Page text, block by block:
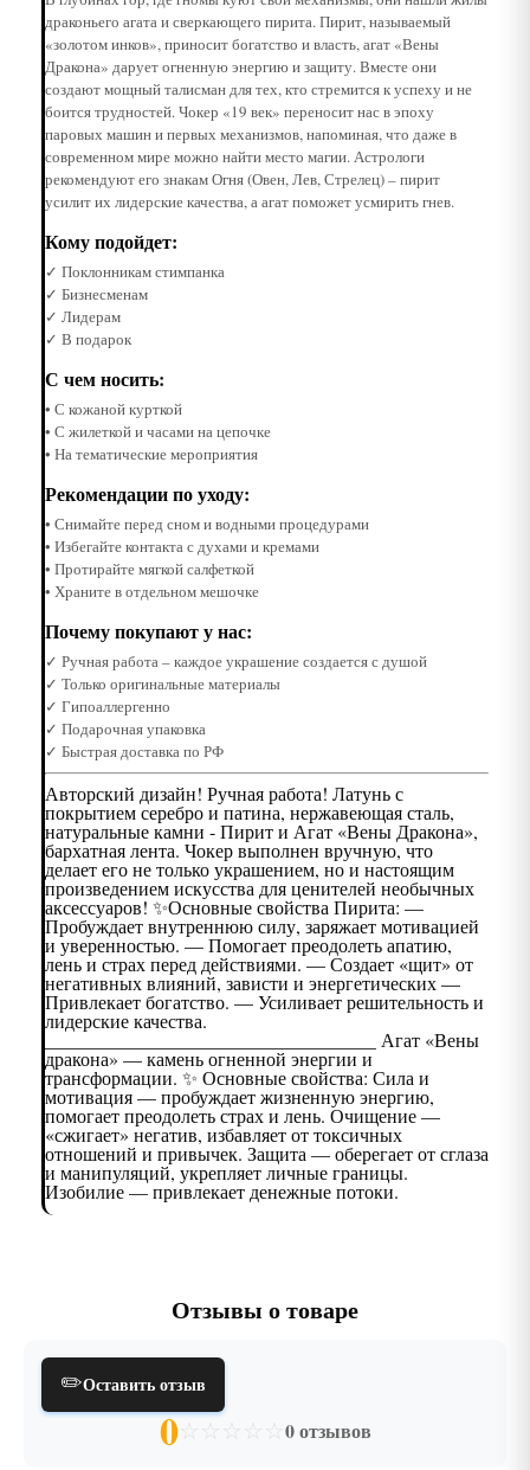
драконьего агата и сверкающего пирита. Пирит, называемый
«золотом инков», приносит богатство и власть, агат «Вены
Дракона» дарует огненную энергию и защиту. Вместе они
создают мощный талисман для тех, кто стремится к успеху и не
боится трудностей. Чокер «19 век» переносит нас в эпоху
паровых машин и первых механизмов, напоминая, что даже в
современном мире можно найти место магии. Астрологи
рекомендуют его знакам Огня (Овен, Лев, Стрелец) – пирит
усилит их лидерские качества, а агат поможет усмирить гнев.
Кому подойдет:
✓ Поклонникам стимпанка
✓ Бизнесменам
✓ Лидерам
✓ В подарок
С чем носить:
• С кожаной курткой
• С жилеткой и часами на цепочке
• На тематические мероприятия
Рекомендации по уходу:
• Снимайте перед сном и водными процедурами
• Избегайте контакта с духами и кремами
• Протирайте мягкой салфеткой
• Храните в отдельном мешочке
Почему покупают у нас:
✓ Ручная работа – каждое украшение создается с душой
✓ Только оригинальные материалы
✓ Гипоаллергенно
✓ Подарочная упаковка
✓ Быстрая доставка по РФ
Авторский дизайн! Ручная работа! Латунь с
покрытием серебро и патина, нержавеющая сталь,
натуральные камни - Пирит и Агат «Вены Дракона»,
бархатная лента. Чокер выполнен вручную, что
делает его не только украшением, но и настоящим
произведением искусства для ценителей необычных
аксессуаров! ✨Основные свойства Пирита: —
Пробуждает внутреннюю силу, заряжает мотивацией
и уверенностью. — Помогает преодолеть апатию,
лень и страх перед действиями. — Создает «щит» от
негативных влияний, зависти и энергетических —
Привлекает богатство. — Усиливает решительность и
лидерские качества.
___________________________________ Агат «Вены
дракона» — камень огненной энергии и
трансформации. ✨ Основные свойства: Сила и
мотивация — пробуждает жизненную энергию,
помогает преодолеть страх и лень. Очищение —
«сжигает» негатив, избавляет от токсичных
отношений и привычек. Защита — оберегает от сглаза
и манипуляций, укрепляет личные границы.
Изобилие — привлекает денежные потоки.
Отзывы о товаре
✏️Оставить отзыв
0☆ ☆ ☆ ☆ ☆ 0 отзывов